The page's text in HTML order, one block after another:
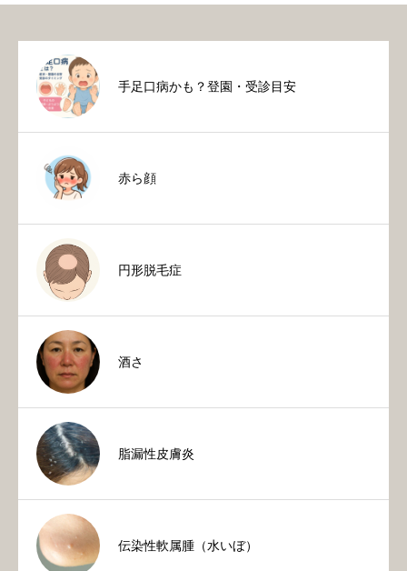
手足口病かも？登園・受診目安
赤ら顔
円形脱毛症
酒さ
脂漏性皮膚炎
伝染性軟属腫（水いぼ）